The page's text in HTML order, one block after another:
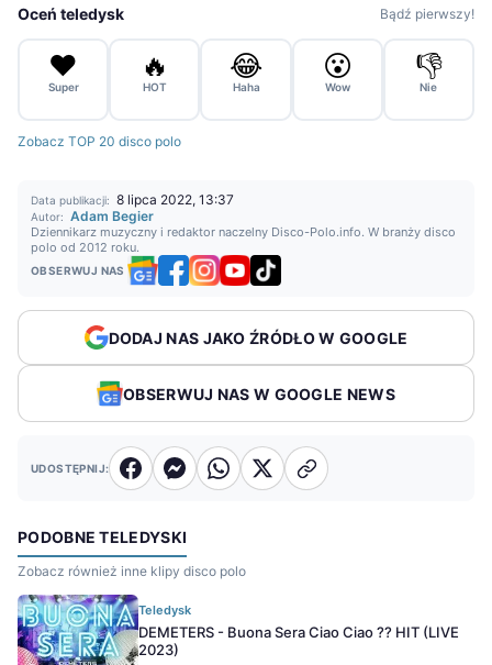
Oceń teledysk Bądź pierwszy!
❤️
Super
🔥
HOT
😂
Haha
😮
Wow
👎
Nie
Zobacz TOP 20 disco polo
Data publikacji: 8 lipca 2022, 13:37
Autor: Adam Begier
Dziennikarz muzyczny i redaktor naczelny Disco-Polo.info. W branży disco
polo od 2012 roku.
OBSERWUJ NAS
DODAJ NAS JAKO ŹRÓDŁO W GOOGLE
OBSERWUJ NAS W GOOGLE NEWS
UDOSTĘPNIJ:
PODOBNE TELEDYSKI
Zobacz również inne klipy disco polo
Teledysk
DEMETERS - Buona Sera Ciao Ciao ?? HIT (LIVE
2023)